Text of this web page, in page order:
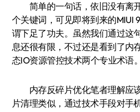
简单的一句话，依旧没有离
个关键词，可见即将到来的MIUI
谓下足了功夫。虽然我们通过这
息还很有限，不过还是看到了内
态IO资源管控技术两个专业术语。
内存反碎片优化笔者理解应
片清理类似，通过技术手段对手